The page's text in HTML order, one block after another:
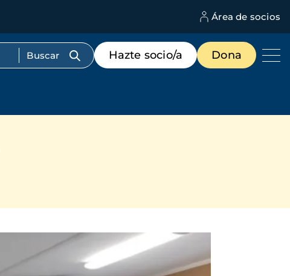
Área de socios
Menú
de
destacados
Hazte socio/a Dona